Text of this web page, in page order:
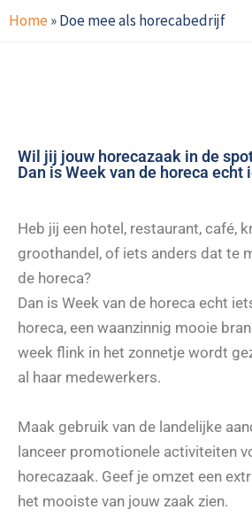
Home»Doe mee als horecabedrijf
Wil jij jouw horecazaak in de
Dan is Week van de horeca echt
Heb jij een hotel, restaurant, café,
groothandel, of iets anders dat te
de horeca?
Dan is Week van de horeca echt
horeca, een waanzinnig mooie
week flink in het zonnetje wordt
al haar medewerkers.
Maak gebruik van de landelijke
lanceer promotionele activiteiten
horecazaak. Geef je omzet een
het mooiste van jouw zaak zien.